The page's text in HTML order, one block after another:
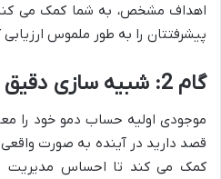
اهداف مشخص، به شما کمک می
پیشرفتتان را به طور ملموس ارزیابی
گام 2: شبیه سازی دقیق شرایط واقعی
موجودی اولیه حساب دمو خود را
قصد دارید در آینده به صورت واقعی
کمک می کند تا احساس مدیریت